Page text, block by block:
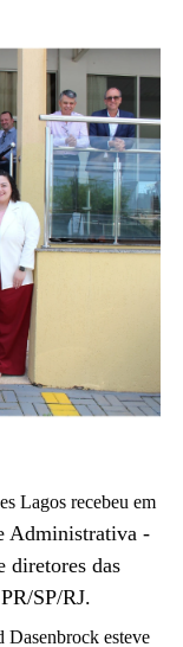
Lagos recebeu em
Administrativa -
diretores das
SP/RJ.
Dasenbrock esteve